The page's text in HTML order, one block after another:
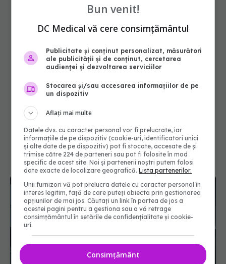
Bun venit!
DC Medical vă cere consimțământul
Publicitate și conținut personalizat, măsurători
ale publicității și de conținut, cercetarea
audienței și dezvoltarea serviciilor
Stocarea și/sau accesarea informațiilor de pe
un dispozitiv
Aflați mai multe
Datele dvs. cu caracter personal vor fi prelucrate, iar
informațiile de pe dispozitiv (cookie-uri, identificatori unici
și alte date de pe dispozitiv) pot fi stocate, accesate de și
trimise către 224 de parteneri sau pot fi folosite în mod
specific de acest site. Noi și partenerii noștri putem folosi
date exacte de localizare geografică.Lista partenerilor.
Unii furnizori vă pot prelucra datele cu caracter personal în
interes legitim, față de care puteți obiecta prin gestionarea
opțiunilor de mai jos. Căutați un link în partea de jos a
acestei pagini pentru a gestiona sau a vă retrage
consimțământul în setările de confidențialitate și cookie-
uri.
Consimțământ